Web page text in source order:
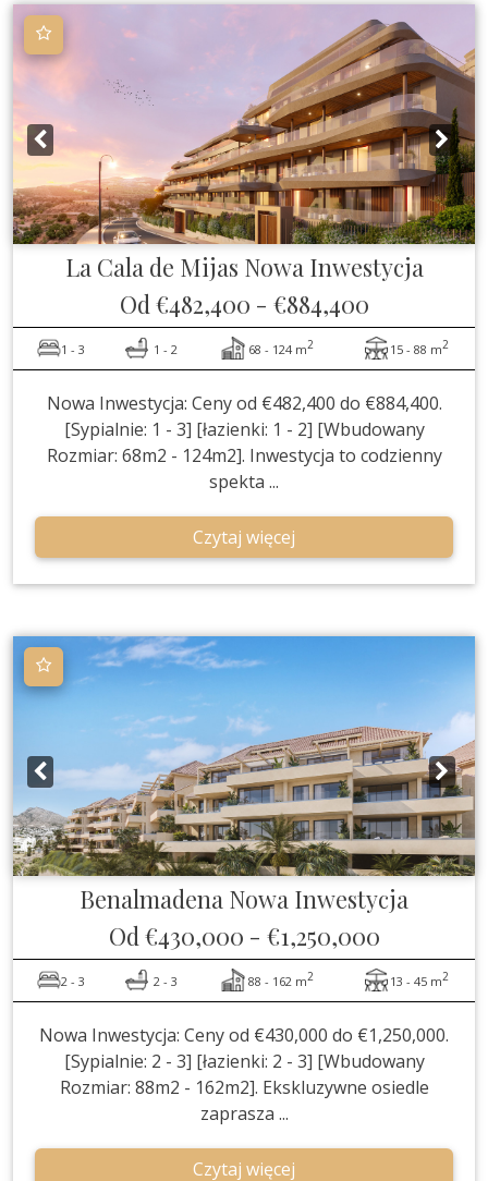
La Cala de Mijas Nowa Inwestycja
Od €482,400 - €884,400
1 - 3 1 - 2 68 - 124 m2 15 - 88 m2
Nowa Inwestycja: Ceny od €482,400 do €884,400.
[Sypialnie: 1 - 3] [łazienki: 1 - 2] [Wbudowany
Rozmiar: 68m2 - 124m2]. Inwestycja to codzienny
spekta ...
Czytaj więcej
Benalmadena Nowa Inwestycja
Od €430,000 - €1,250,000
2 - 3 2 - 3 88 - 162 m2 13 - 45 m2
Nowa Inwestycja: Ceny od €430,000 do €1,250,000.
[Sypialnie: 2 - 3] [łazienki: 2 - 3] [Wbudowany
Rozmiar: 88m2 - 162m2]. Ekskluzywne osiedle
zaprasza ...
Czytaj więcej